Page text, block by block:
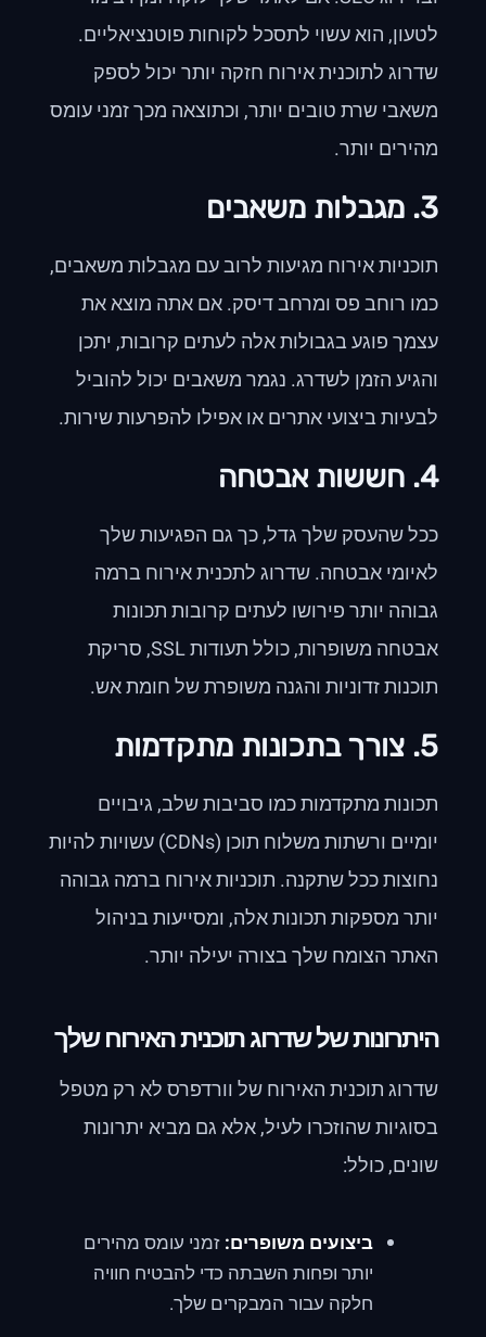
לטעון, הוא עשוי לתסכל לקוחות פוטנציאליים.
שדרוג לתוכנית אירוח חזקה יותר יכול לספק
משאבי שרת טובים יותר, וכתוצאה מכך זמני עומס
מהירים יותר.
3. מגבלות משאבים
תוכניות אירוח מגיעות לרוב עם מגבלות משאבים,
כמו רוחב פס ומרחב דיסק. אם אתה מוצא את
עצמך פוגע בגבולות אלה לעתים קרובות, יתכן
והגיע הזמן לשדרג. נגמר משאבים יכול להוביל
לבעיות ביצועי אתרים או אפילו להפרעות שירות.
4. חששות אבטחה
ככל שהעסק שלך גדל, כך גם הפגיעות שלך
לאיומי אבטחה. שדרוג לתכנית אירוח ברמה
גבוהה יותר פירושו לעתים קרובות תכונות
אבטחה משופרות, כולל תעודות SSL, סריקת
תוכנות זדוניות והגנה משופרת של חומת אש.
5. צורך בתכונות מתקדמות
תכונות מתקדמות כמו סביבות שלב, גיבויים
יומיים ורשתות משלוח תוכן (CDNs) עשויות להיות
נחוצות ככל שתקנה. תוכניות אירוח ברמה גבוהה
יותר מספקות תכונות אלה, ומסייעות בניהול
האתר הצומח שלך בצורה יעילה יותר.
היתרונות של שדרוג תוכנית האירוח שלך
שדרוג תוכנית האירוח של וורדפרס לא רק מטפל
בסוגיות שהוזכרו לעיל, אלא גם מביא יתרונות
שונים, כולל:
ביצועים משופרים: זמני עומס מהירים
יותר ופחות השבתה כדי להבטיח חוויה
חלקה עבור המבקרים שלך.